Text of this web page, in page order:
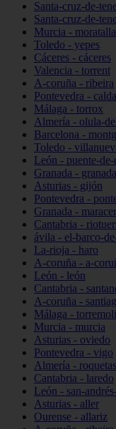
Santa-cruz-de-
Santa-cruz-de-
Murcia - moratalla
Toledo - yepes
Cáceres - cáceres
Valencia - torrent
A-coruña - ribeira
Pontevedra -
Málaga - torrox
Almería - olula-
Barcelona -
Toledo -
León - puente-
Granada - granada
Asturias - gijón
Pontevedra -
Granada -
Cantabria -
ávila - el-barco-
La-rioja - haro
A-coruña - a-
León - león
Cantabria -
A-coruña -
Málaga -
Murcia - murcia
Asturias - oviedo
Pontevedra - vigo
Almería -
Cantabria - laredo
León - san-
Asturias - aller
Ourense - allariz